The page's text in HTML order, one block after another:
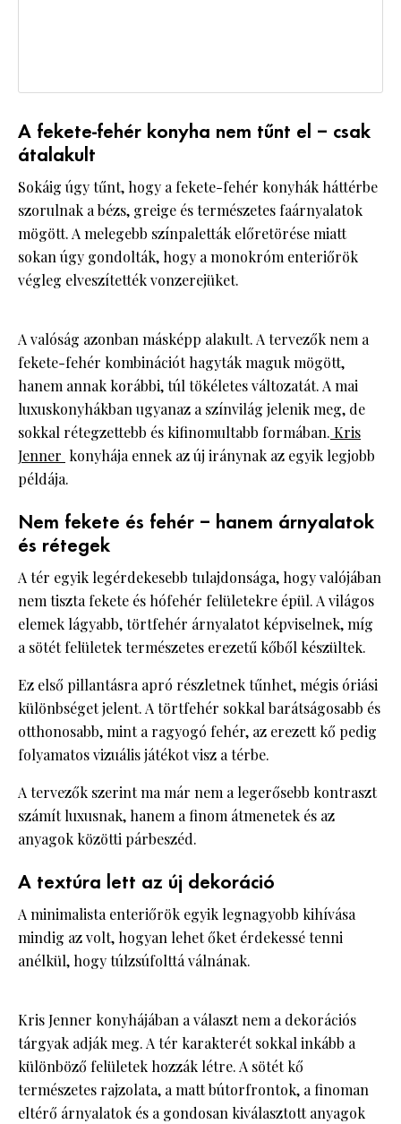
A fekete-fehér konyha nem tűnt el – csak
átalakult
Sokáig úgy tűnt, hogy a fekete-fehér konyhák háttérbe
szorulnak a bézs, greige és természetes faárnyalatok
mögött. A melegebb színpaletták előretörése miatt
sokan úgy gondolták, hogy a monokróm enteriőrök
végleg elveszítették vonzerejüket.
A valóság azonban másképp alakult. A tervezők nem a
fekete-fehér kombinációt hagyták maguk mögött,
hanem annak korábbi, túl tökéletes változatát. A mai
luxuskonyhákban ugyanaz a színvilág jelenik meg, de
sokkal rétegzettebb és kifinomultabb formában. Kris
Jenner konyhája ennek az új iránynak az egyik legjobb
példája.
Nem fekete és fehér – hanem árnyalatok
és rétegek
A tér egyik legérdekesebb tulajdonsága, hogy valójában
nem tiszta fekete és hófehér felületekre épül. A világos
elemek lágyabb, törtfehér árnyalatot képviselnek, míg
a sötét felületek természetes erezetű kőből készültek.
Ez első pillantásra apró részletnek tűnhet, mégis óriási
különbséget jelent. A törtfehér sokkal barátságosabb és
otthonosabb, mint a ragyogó fehér, az erezett kő pedig
folyamatos vizuális játékot visz a térbe.
A tervezők szerint ma már nem a legerősebb kontraszt
számít luxusnak, hanem a finom átmenetek és az
anyagok közötti párbeszéd.
A textúra lett az új dekoráció
A minimalista enteriőrök egyik legnagyobb kihívása
mindig az volt, hogyan lehet őket érdekessé tenni
anélkül, hogy túlzsúfolttá válnának.
Kris Jenner konyhájában a választ nem a dekorációs
tárgyak adják meg. A tér karakterét sokkal inkább a
különböző felületek hozzák létre. A sötét kő
természetes rajzolata, a matt bútorfrontok, a finoman
eltérő árnyalatok és a gondosan kiválasztott anyagok